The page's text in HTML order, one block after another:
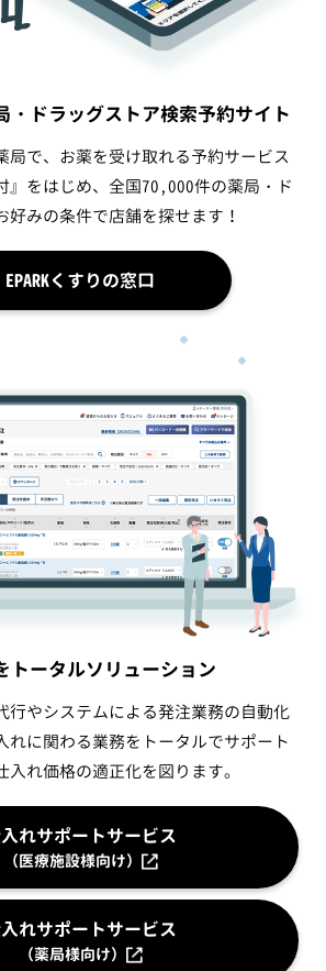
・ドラッグストア検索予約サイト
局で、お薬を受け取れる予約サービス
』をはじめ、全国70,000件の薬局・ド
好みの条件で店舗を探せます！
EPARKくすりの窓口
トータルソリューション
行やシステムによる発注業務の自動化
れに関わる業務をトータルでサポート
入れ価格の適正化を図ります。
れサポートサービス
（医療施設様向け）
れサポートサービス
（薬局様向け）